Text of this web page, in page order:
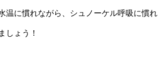
温に慣れながら、シュノーケル呼吸に慣れ
しょう！